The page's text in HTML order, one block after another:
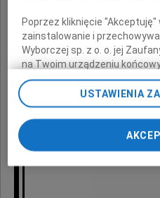
Starszy
Msza święta
w piątek,
po czym
Poprzez kliknięcie
zainstalowanie i
Wyborczej sp. z o. o. jej
na Twoim urządzeniu
chwili zmienić swoje
ponownie wywołując
preferencjami dot.
odnośnik „Ustawienia
przechodząc do sekcji
Zmiana ustawień plików
My, nasi Zaufani Partnerzy i
USTAWIENIA